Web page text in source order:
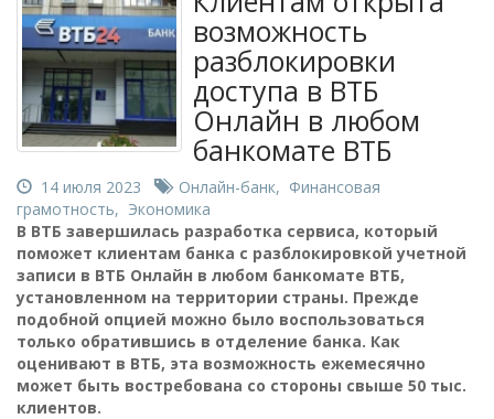
возможность
разблокировки
доступа в ВТБ
Онлайн в любом
банкомате ВТБ
14 июля 2023 Онлайн-банк, Финансовая
грамотность, Экономика
В ВТБ завершилась разработка сервиса, который
поможет клиентам банка с разблокировкой учетной
записи в ВТБ Онлайн в любом банкомате ВТБ,
установленном на территории страны. Прежде
подобной опцией можно было воспользоваться
только обратившись в отделение банка. Как
оценивают в ВТБ, эта возможность ежемесячно
может быть востребована со стороны свыше 50 тыс.
клиентов.